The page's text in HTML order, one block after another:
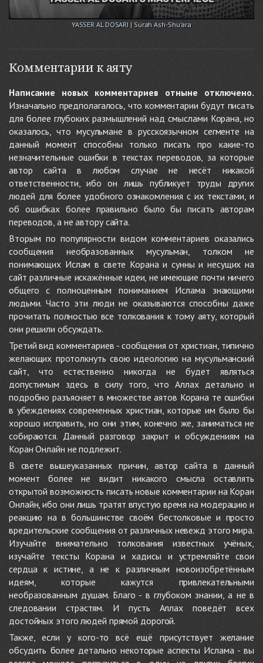
YASSER AL DOSARI | Surah Ash-Shu'ara
Комментарии к аяту
Написание новых комментариев отныне отключено.
Изначально предполагалось, что комментарии будут писать
для более глубоких размышлений над смыслами Корана, но
оказалось, что мусульмане в русскоязычном сегменте на
данный момент способны только писать про какие-то
незначительные ошибки в текстах переводов, за которые
автор сайта в любом случае не несёт никакой
ответственности, ибо он лишь публикует труды других
людей для более удобного ознакомления с их текстами, и
об ошибках более правильно было бы писать авторам
переводов, а не автору сайта.
Вторым по популярности видом комментариев оказались
сообщения необразованных мусульман, толком не
понимающих Ислам в свете Корана и сунны и несущих на
сайт различные искажённые идеи, не имеющие почти ничего
общего с полноценным пониманием Ислама знающими
людьми. Часто эти люди не оказываются способны даже
прочитать полностью все толкования к тому аяту, который
они решили обсуждать.
Третий вид комментариев - сообщения от христиан, типично
желающих протолкнуть свою идеологию на мусульманский
сайт, что естественно никогда не будет являться
допустимым здесь в силу того, что Аллах детально и
подробно разъясняет в множестве аятов Корана те ошибки
в убеждениях современных христиан, которые им было бы
хорошо исправить, но они этим, конечно же, заниматься не
собираются. Данный разговор закрыт и обсуждениям на
Коран Онлайн не подлежит.
В свете вышеуказанных причин, автор сайта в данный
момент более не видит никакого смысла оставлять
открытой возможность писать новые комментарии на Коран
Онлайн, ибо они лишь тратят впустую время на модерацию и
реакцию на в большинстве своём бестолковые и просто
вредительские сообщения от различных невежд этого мира.
Изучайте внимательно толкования известных учёных,
изучайте тексты Корана и хадисы и устремляйте свои
сердца к истине, а не к различным новоизобретённым
идеям, которые кажутся привлекательными
необразованным душам. Благо - в глубоком знании, а не в
следовании страстям. И пусть Аллах поведёт всех
достойных этого людей прямой дорогой.
Также, если у кого-то всё ещё присутствует желание
обсудить более детально некоторые аспекты Ислама - вы